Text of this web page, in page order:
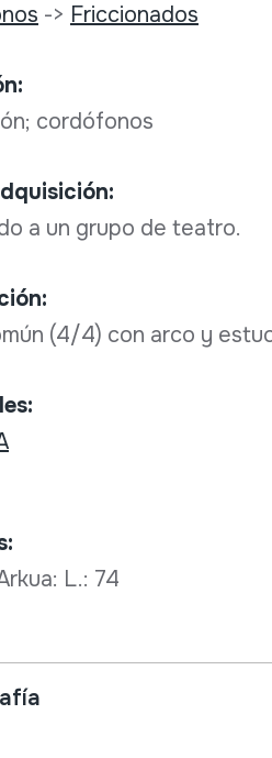
-> Friccionados
cordófonos
a un grupo de teatro.
(4/4) con arco y
L.: 74